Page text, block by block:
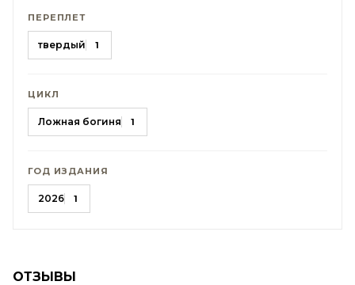
ПЕРЕПЛЕТ
твердый 1
ЦИКЛ
Ложная богиня 1
ГОД ИЗДАНИЯ
2026 1
ОТЗЫВЫ